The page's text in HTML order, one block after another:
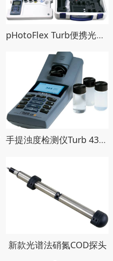
pHotoFlex Turb便携光度计浊度计
手提浊度检测仪Turb 430IR
新款光谱法硝氮COD探头